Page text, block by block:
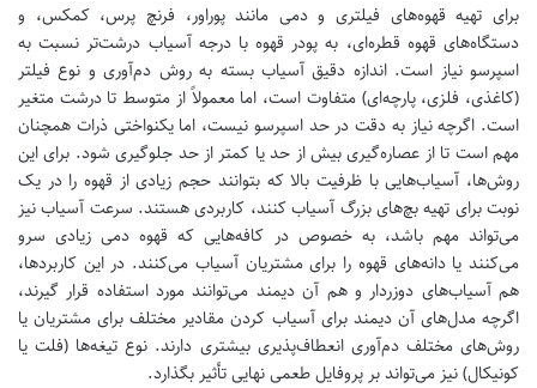
برای تهیه قهوه‌های فیلتری و دمی مانند پوراور، فرنچ پرس، کمکس، و
دستگاه‌های قهوه قطره‌ای، به پودر قهوه با درجه آسیاب درشت‌تر نسبت به
اسپرسو نیاز است. اندازه دقیق آسیاب بسته به روش دم‌آوری و نوع فیلتر
(کاغذی، فلزی، پارچه‌ای) متفاوت است، اما معمولاً از متوسط تا درشت متغیر
است. اگرچه نیاز به دقت در حد اسپرسو نیست، اما یکنواختی ذرات همچنان
مهم است تا از عصاره‌گیری بیش از حد یا کمتر از حد جلوگیری شود. برای این
روش‌ها، آسیاب‌هایی با ظرفیت بالا که بتوانند حجم زیادی از قهوه را در یک
نوبت برای تهیه بچ‌های بزرگ آسیاب کنند، کاربردی هستند. سرعت آسیاب نیز
می‌تواند مهم باشد، به خصوص در کافه‌هایی که قهوه دمی زیادی سرو
می‌کنند یا دانه‌های قهوه را برای مشتریان آسیاب می‌کنند. در این کاربردها،
هم آسیاب‌های دوزردار و هم آن دیمند می‌توانند مورد استفاده قرار گیرند،
اگرچه مدل‌های آن دیمند برای آسیاب کردن مقادیر مختلف برای مشتریان یا
روش‌های مختلف دم‌آوری انعطاف‌پذیری بیشتری دارند. نوع تیغه‌ها (فلت یا
کونیکال) نیز می‌تواند بر پروفایل طعمی نهایی تأثیر بگذارد.